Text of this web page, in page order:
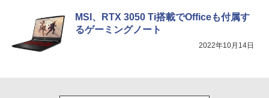
MSI、RTX 3050 Ti搭載でOfficeも付属す
るゲーミングノート
2022年10月14日